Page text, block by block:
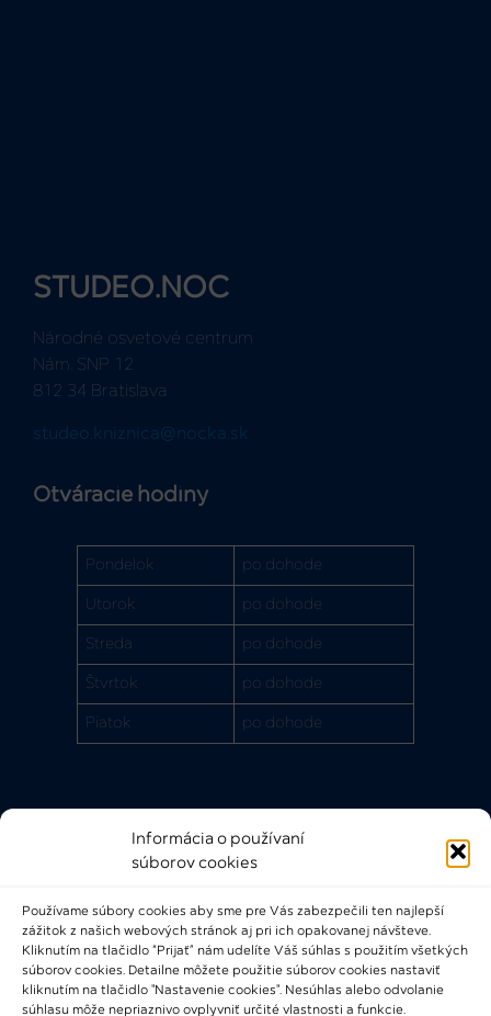
Informácia o používaní
súborov cookies
Používame súbory cookies aby sme pre Vás zabezpečili ten najlepší
zážitok z našich webových stránok aj pri ich opakovanej návšteve.
Kliknutím na tlačidlo “Prijať” nám udelíte Váš súhlas s použitím všetkých
súborov cookies. Detailne môžete použitie súborov cookies nastaviť
kliknutím na tlačidlo "Nastavenie cookies". Nesúhlas alebo odvolanie
súhlasu môže nepriaznivo ovplyvniť určité vlastnosti a funkcie.
STUDEO.NOC
Národné osvetové centrum
Nám. SNP 12
812 34 Bratislava
studeo.kniznica@nocka.sk
Otváracie hodiny
Pondelok po dohode
Utorok po dohode
Streda po dohode
Štvrtok po dohode
Piatok po dohode
Rýchle odkazy
Bádateľský poriadok
Knižničný a výpožičný poriadok
Všeobecné podmienky